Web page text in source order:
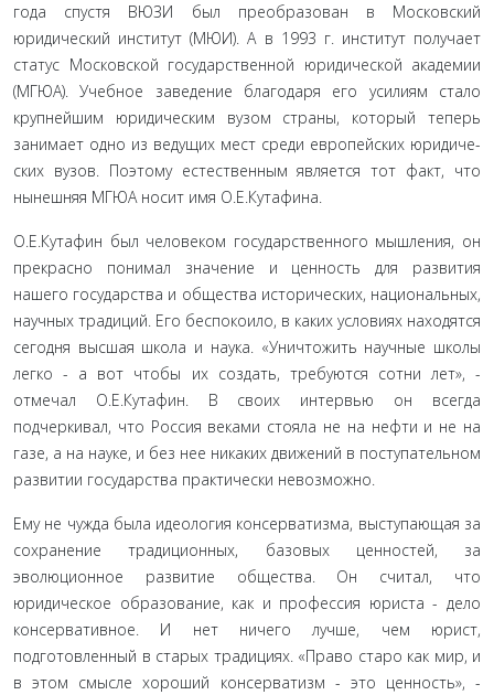
года спустя ВЮЗИ был преобразован в Московский
юридический институт (МЮИ). А в 1993 г. институт получает
статус Московской государ­ственной юридической академии
(МГЮА). Учебное заведение благодаря его усилиям стало
крупнейшим юридическим вузом страны, который теперь
занима­ет одно из ведущих мест среди европейских юридиче­
ских вузов. Поэтому естественным является тот факт, что
нынешняя МГЮА носит имя О.Е.Кутафина.
О.Е.Кутафин был человеком государственного мышления, он
прекрасно понимал значение и цен­ность для развития
нашего государства и общества исторических, национальных,
научных традиций. Его беспокоило, в каких условиях находятся
сегодня высшая школа и наука. «Уничтожить научные шко­лы
легко - а вот чтобы их создать, требуются сотни лет», -
отмечал О.Е.Кутафин. В своих интервью он всегда
подчеркивал, что Россия веками стояла не на нефти и не на
газе, а на науке, и без нее никаких дви­жений в поступательном
развитии государства прак­тически невозможно.
Ему не чужда была идеология консерватизма, выступающая за
сохранение традиционных, базовых ценностей, за
эволюционное развитие общества. Он считал, что
юридическое образование, как и профес­сия юриста - дело
консервативное. И нет ничего луч­ше, чем юрист,
подготовленный в старых традициях. «Право старо как мир, и
в этом смысле хороший кон­серватизм - это ценность», -